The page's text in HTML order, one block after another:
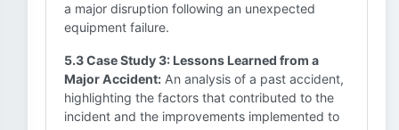
a major disruption following an unexpected
equipment failure.
5.3 Case Study 3: Lessons Learned from a
Major Accident: An analysis of a past accident,
highlighting the factors that contributed to the
incident and the improvements implemented to